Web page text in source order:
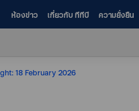
ห้องข่าว เกี่ยวกับ ทีทีบี ความยั่งยืน
18 February 2026